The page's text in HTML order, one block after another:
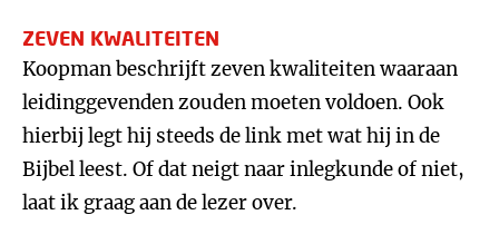
ZEVEN KWALITEITEN
Koopman beschrijft zeven kwaliteiten waaraan
leidinggevenden zouden moeten voldoen. Ook
hierbij legt hij steeds de link met wat hij in de
Bijbel leest. Of dat neigt naar inlegkunde of niet,
laat ik graag aan de lezer over.